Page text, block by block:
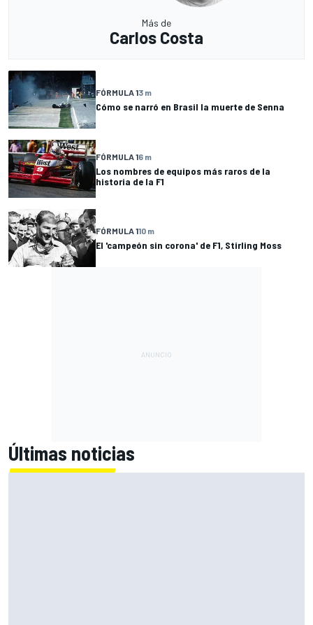
Más de
Carlos Costa
FÓRMULA 13 m
Cómo se narró en Brasil la muerte de Senna
FÓRMULA 16 m
Los nombres de equipos más raros de la
historia de la F1
FÓRMULA 110 m
El 'campeón sin corona' de F1, Stirling Moss
Últimas noticias